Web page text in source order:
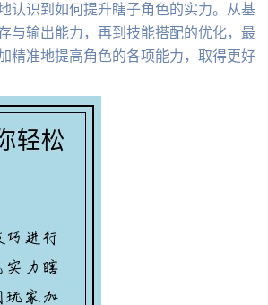
认识到如何提升瞎子角色的实力。从基
与输出能力，再到技能搭配的优化，最
精准地提高角色的各项能力，取得更好